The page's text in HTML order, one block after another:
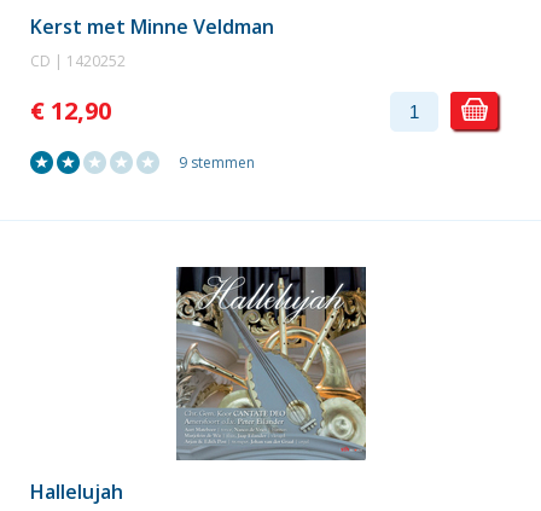
Kerst met Minne Veldman
CD | 1420252
€ 12,90
9 stemmen
Hallelujah